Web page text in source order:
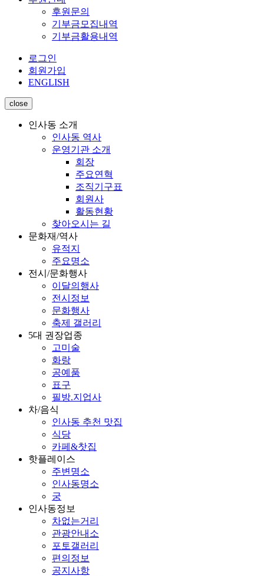
후원문의
기부금모집내역
기부금활용내역
로그인
회원가입
ENGLISH
close
인사동 소개
인사동 역사
운영기관 소개
회장
주요연혁
조직기구표
회원사
활동현황
찾아오시는 길
문화재/역사
유적지
주요명소
전시/문화행사
이달의행사
전시정보
문화행사
축제 갤러리
5대 권장업종
고미술
화랑
공예품
표구
필방.지업사
차/음식
인사동 추천 맛집
식당
카페&찻집
핫플레이스
주변명소
인사동명소
궁
인사동정보
차없는거리
관광안내소
포토갤러리
편의정보
공지사항